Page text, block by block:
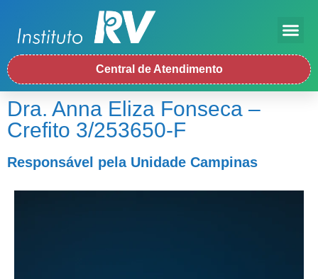
Central de Atendimento
Dra. Anna Eliza Fonseca –
Crefito 3/253650-F
Responsável pela Unidade Campinas